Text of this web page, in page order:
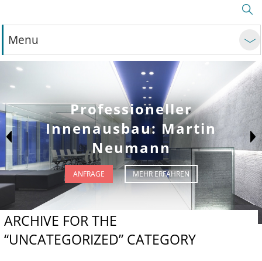
Menu
Professioneller
Innenausbau: Martin
Neumann
ANFRAGE MEHR ERFAHREN
ARCHIVE FOR THE
“UNCATEGORIZED” CATEGORY